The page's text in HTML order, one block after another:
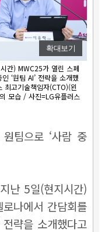
확대보기
간) MWC25가 열린 스페
‘원팀 AI’ 전략을 소개했
최고기술책임자(CTO)(왼
모습 / 사진=LG유플러스
팀으로 ‘사람 중
난 5일(현지시간)
나에서 간담회를
략을 소개했다고